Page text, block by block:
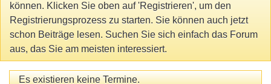
können. Klicken Sie oben auf 'Registrieren', um den
Registrierungsprozess zu starten. Sie können auch jetzt
schon Beiträge lesen. Suchen Sie sich einfach das Forum
aus, das Sie am meisten interessiert.
Es existieren keine Termine.